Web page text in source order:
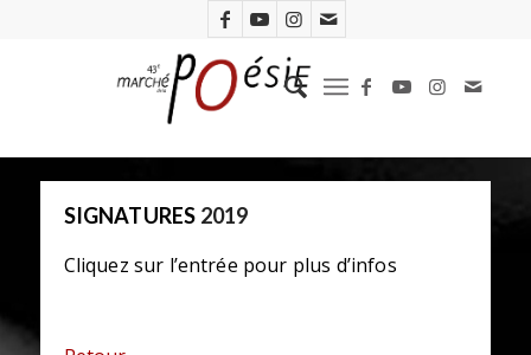
SIGNATURES 2019
Cliquez sur l’entrée pour plus d’infos